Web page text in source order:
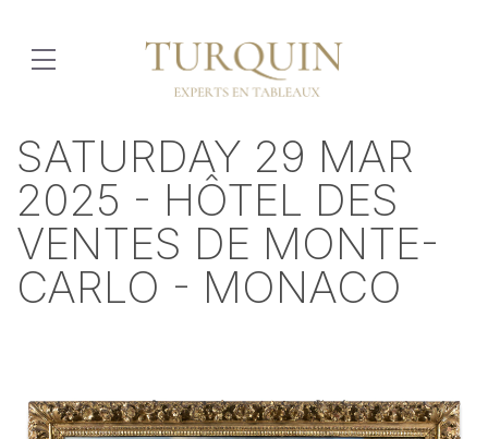
SATURDAY 29 MAR
2025 - HÔTEL DES
VENTES DE MONTE-
CARLO - MONACO